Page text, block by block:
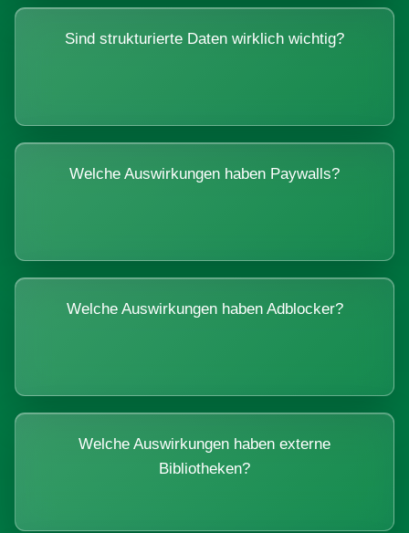
Sind strukturierte Daten wirklich wichtig?
Welche Auswirkungen haben Paywalls?
Welche Auswirkungen haben Adblocker?
Welche Auswirkungen haben externe
Bibliotheken?